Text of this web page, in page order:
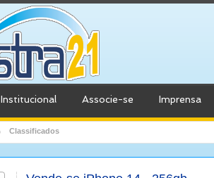
Institucional Associe-se Imprensa
Classificados